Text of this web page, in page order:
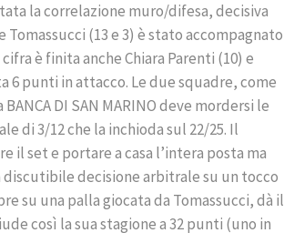
la correlazione muro/difesa, decisiva
(13 e 3) è stato accompagnato
è finita anche Chiara Parenti (10) e
6 punti in attacco. Le due squadre, come
DI SAN MARINO deve mordersi le
di 3/12 che la inchioda sul 22/25. Il
il set e portare a casa l’intera posta ma
discutibile decisione arbitrale su un tocco
su una palla giocata da Tomassucci, dà il
così la sua stagione a 32 punti (uno in